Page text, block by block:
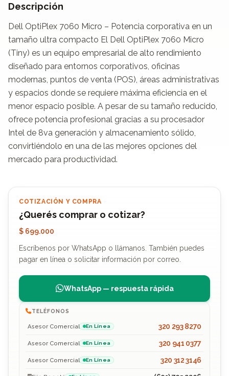
Descripción
Dell OptiPlex 7060 Micro – Potencia corporativa en un
tamaño ultra compacto El Dell OptiPlex 7060 Micro
(Tiny) es un equipo empresarial de alto rendimiento
diseñado para entornos corporativos, oficinas
modernas, puntos de venta (POS), áreas administrativas
y espacios donde se requiere máxima eficiencia en el
menor espacio posible. A pesar de su tamaño reducido,
ofrece potencia profesional gracias a su procesador
Intel de 8va generación y almacenamiento sólido,
convirtiéndolo en una de las mejores opciones del
mercado para productividad.
COTIZACIÓN Y COMPRA
¿Querés comprar o cotizar?
$ 699.000
Escríbenos por WhatsApp o llámanos. También puedes
pagar en línea o solicitar información por correo.
WhatsApp — respuesta rápida
TELÉFONOS
Asesor Comercial En Línea 320 293 8270
Asesor Comercial En Línea 320 941 0377
Asesor Comercial En Línea 320 312 3146